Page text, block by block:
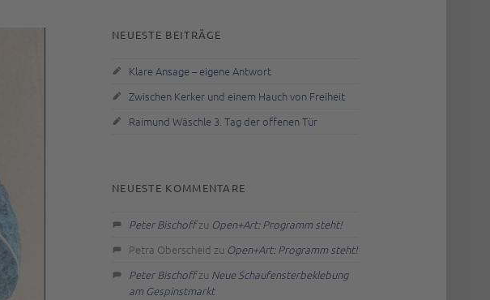
SIDEBAR
NEUESTE BEITRÄGE
Klare Ansage – eigene Antwort
Zwischen Kerker und einem Hauch von Freiheit
Raimund Wäschle 3. Tag der offenen Tür
NEUESTE KOMMENTARE
Peter Bischoffzu Open+Art: Programm steht!
Petra Oberscheid zu Open+Art: Programm steht!
Peter Bischoffzu Neue Schaufensterbeklebung
am Gespinstmarkt